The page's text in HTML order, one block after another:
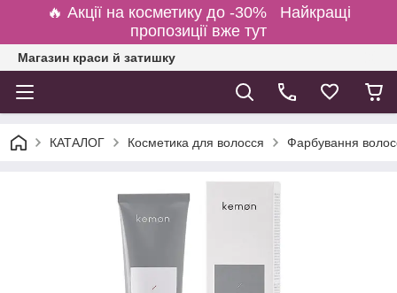
🔥 Акції на косметику до -30% Найкращі
пропозиції вже тут
Магазин краси й затишку
КАТАЛОГ Косметика для волосся Фарбування